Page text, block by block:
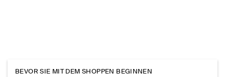
BEVOR SIE MIT DEM SHOPPEN BEGINNEN